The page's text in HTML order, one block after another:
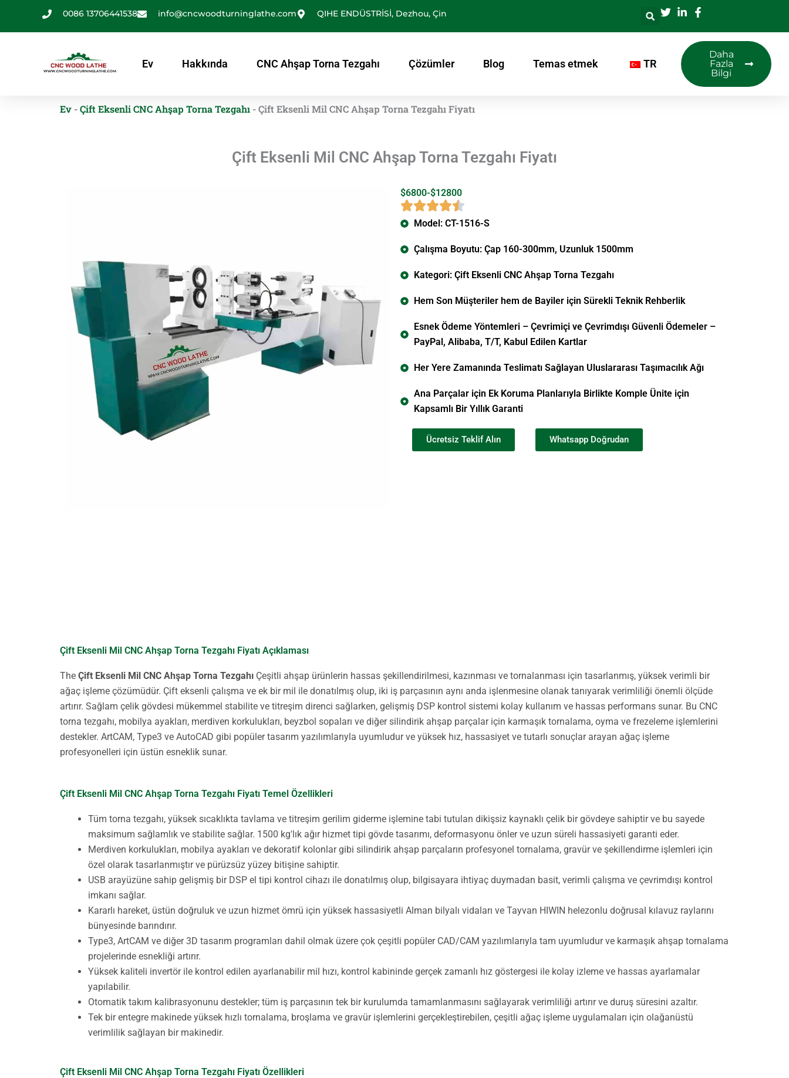
0086 13706441538 info@cncwoodturninglathe.com QIHE ENDÜSTRİSİ, Dezhou, Çin
Ev Hakkında CNC Ahşap Torna Tezgahı Çözümler Blog Temas etmek TR
Daha
Fazla
Bilgi
Ev -Çift Eksenli CNC Ahşap Torna Tezgahı -Çift Eksenli Mil CNC Ahşap Torna Tezgahı Fiyatı
Çift Eksenli Mil CNC Ahşap Torna Tezgahı Fiyatı
$6800-$12800
Model: CT-1516-S
Çalışma Boyutu: Çap 160-300mm, Uzunluk 1500mm
Kategori: Çift Eksenli CNC Ahşap Torna Tezgahı
Hem Son Müşteriler hem de Bayiler için Sürekli Teknik Rehberlik
Esnek Ödeme Yöntemleri – Çevrimiçi ve Çevrimdışı Güvenli Ödemeler –
PayPal, Alibaba, T/T, Kabul Edilen Kartlar
Her Yere Zamanında Teslimatı Sağlayan Uluslararası Taşımacılık Ağı
Ana Parçalar için Ek Koruma Planlarıyla Birlikte Komple Ünite için
Kapsamlı Bir Yıllık Garanti
Ücretsiz Teklif Alın Whatsapp Doğrudan
Çift Eksenli Mil CNC Ahşap Torna Tezgahı Fiyatı Açıklaması
The Çift Eksenli Mil CNC Ahşap Torna Tezgahı Çeşitli ahşap ürünlerin hassas şekillendirilmesi, kazınması ve tornalanması için tasarlanmış, yüksek verimli bir
ağaç işleme çözümüdür. Çift eksenli çalışma ve ek bir mil ile donatılmış olup, iki iş parçasının aynı anda işlenmesine olanak tanıyarak verimliliği önemli ölçüde
artırır. Sağlam çelik gövdesi mükemmel stabilite ve titreşim direnci sağlarken, gelişmiş DSP kontrol sistemi kolay kullanım ve hassas performans sunar. Bu CNC
torna tezgahı, mobilya ayakları, merdiven korkulukları, beyzbol sopaları ve diğer silindirik ahşap parçalar için karmaşık tornalama, oyma ve frezeleme işlemlerini
destekler. ArtCAM, Type3 ve AutoCAD gibi popüler tasarım yazılımlarıyla uyumludur ve yüksek hız, hassasiyet ve tutarlı sonuçlar arayan ağaç işleme
profesyonelleri için üstün esneklik sunar.
Çift Eksenli Mil CNC Ahşap Torna Tezgahı Fiyatı Temel Özellikleri
Tüm torna tezgahı, yüksek sıcaklıkta tavlama ve titreşim gerilim giderme işlemine tabi tutulan dikişsiz kaynaklı çelik bir gövdeye sahiptir ve bu sayede
maksimum sağlamlık ve stabilite sağlar. 1500 kg'lık ağır hizmet tipi gövde tasarımı, deformasyonu önler ve uzun süreli hassasiyeti garanti eder.
Merdiven korkulukları, mobilya ayakları ve dekoratif kolonlar gibi silindirik ahşap parçaların profesyonel tornalama, gravür ve şekillendirme işlemleri için
özel olarak tasarlanmıştır ve pürüzsüz yüzey bitişine sahiptir.
USB arayüzüne sahip gelişmiş bir DSP el tipi kontrol cihazı ile donatılmış olup, bilgisayara ihtiyaç duymadan basit, verimli çalışma ve çevrimdışı kontrol
imkanı sağlar.
Kararlı hareket, üstün doğruluk ve uzun hizmet ömrü için yüksek hassasiyetli Alman bilyalı vidaları ve Tayvan HIWIN helezonlu doğrusal kılavuz raylarını
bünyesinde barındırır.
Type3, ArtCAM ve diğer 3D tasarım programları dahil olmak üzere çok çeşitli popüler CAD/CAM yazılımlarıyla tam uyumludur ve karmaşık ahşap tornalama
projelerinde esnekliği artırır.
Yüksek kaliteli invertör ile kontrol edilen ayarlanabilir mil hızı, kontrol kabininde gerçek zamanlı hız göstergesi ile kolay izleme ve hassas ayarlamalar
yapılabilir.
Otomatik takım kalibrasyonunu destekler; tüm iş parçasının tek bir kurulumda tamamlanmasını sağlayarak verimliliği artırır ve duruş süresini azaltır.
Tek bir entegre makinede yüksek hızlı tornalama, broşlama ve gravür işlemlerini gerçekleştirebilen, çeşitli ağaç işleme uygulamaları için olağanüstü
verimlilik sağlayan bir makinedir.
Çift Eksenli Mil CNC Ahşap Torna Tezgahı Fiyatı Özellikleri